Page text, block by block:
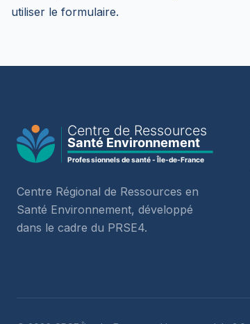
utiliser le formulaire.
Centre Régional de Ressources en
Santé Environnement, développé
dans le cadre du PRSE4.